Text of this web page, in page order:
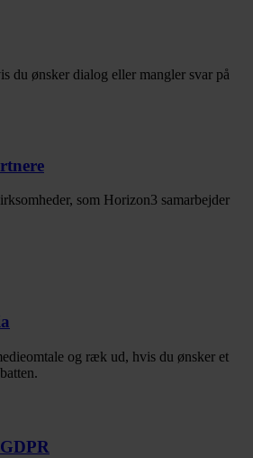
du ønsker dialog eller mangler svar på
som Horizon3 samarbejder
og ræk ud, hvis du ønsker et